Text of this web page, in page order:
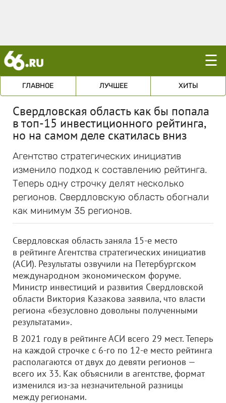
☰
ГЛАВНОЕ ЛУЧШЕЕ ХИТЫ
Свердловская область как бы попала
в топ-15 инвестиционного рейтинга,
но на самом деле скатилась вниз
Агентство стратегических инициатив
изменило подход к составлению рейтинга.
Теперь одну строчку делят несколько
регионов. Свердловскую область обогнали
как минимум 35 регионов.
Свердловская область заняла 15-е место
в рейтинге Агентства стратегических инициатив
(АСИ). Результаты озвучили на Петербургском
международном экономическом форуме.
Министр инвестиций и развития Свердловской
области Виктория Казакова заявила, что власти
региона «безусловно довольны полученными
результатами».
В 2021 году в рейтинге АСИ всего 29 мест. Теперь
на каждой строчке с 6-го по 12-е место рейтинга
располагаются от двух до девяти регионов —
всего их 33. Как объяснили в агентстве, формат
изменился из-за незначительной разницы
между регионами.